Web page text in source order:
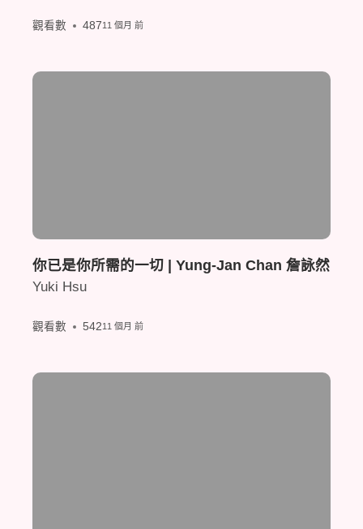
觀看數 48711 個月 前
你已是你所需的一切 | Yung-Jan Chan 詹詠然
Yuki Hsu
觀看數 54211 個月 前